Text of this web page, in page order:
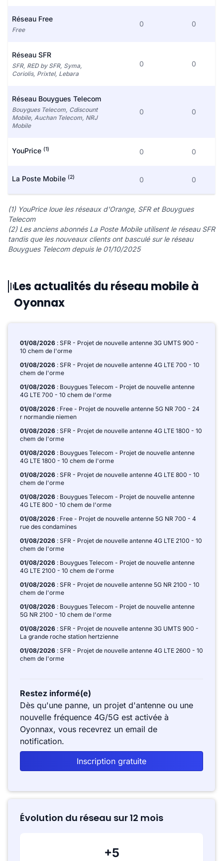
Réseau Free
Free
0 0
Réseau SFR
SFR, RED by SFR, Syma,
Coriolis, Prixtel, Lebara
0 0
Réseau Bouygues Telecom
Bouygues Telecom, Cdiscount
Mobile, Auchan Telecom, NRJ
Mobile
0 0
YouPrice (1) 0 0
La Poste Mobile (2) 0 0
(1) YouPrice loue les réseaux d'Orange, SFR et Bouygues
Telecom
(2) Les anciens abonnés La Poste Mobile utilisent le réseau SFR
tandis que les nouveaux clients ont basculé sur le réseau
Bouygues Telecom depuis le 01/10/2025
Les actualités du réseau mobile à
Oyonnax
01/08/2026 : SFR - Projet de nouvelle antenne 3G UMTS 900 -
10 chem de l'orme
01/08/2026 : SFR - Projet de nouvelle antenne 4G LTE 700 - 10
chem de l'orme
01/08/2026 : Bouygues Telecom - Projet de nouvelle antenne
4G LTE 700 - 10 chem de l'orme
01/08/2026 : Free - Projet de nouvelle antenne 5G NR 700 - 24
r normandie niemen
01/08/2026 : SFR - Projet de nouvelle antenne 4G LTE 1800 - 10
chem de l'orme
01/08/2026 : Bouygues Telecom - Projet de nouvelle antenne
4G LTE 1800 - 10 chem de l'orme
01/08/2026 : SFR - Projet de nouvelle antenne 4G LTE 800 - 10
chem de l'orme
01/08/2026 : Bouygues Telecom - Projet de nouvelle antenne
4G LTE 800 - 10 chem de l'orme
01/08/2026 : Free - Projet de nouvelle antenne 5G NR 700 - 4
rue des condamines
01/08/2026 : SFR - Projet de nouvelle antenne 4G LTE 2100 - 10
chem de l'orme
01/08/2026 : Bouygues Telecom - Projet de nouvelle antenne
4G LTE 2100 - 10 chem de l'orme
01/08/2026 : SFR - Projet de nouvelle antenne 5G NR 2100 - 10
chem de l'orme
01/08/2026 : Bouygues Telecom - Projet de nouvelle antenne
5G NR 2100 - 10 chem de l'orme
01/08/2026 : SFR - Projet de nouvelle antenne 3G UMTS 900 -
La grande roche station hertzienne
01/08/2026 : SFR - Projet de nouvelle antenne 4G LTE 2600 - 10
chem de l'orme
Restez informé(e)
Dès qu'une panne, un projet d'antenne ou une
nouvelle fréquence 4G/5G est activée à
Oyonnax, vous recevrez un email de
notification.
Inscription gratuite
Évolution du réseau sur 12 mois
+5